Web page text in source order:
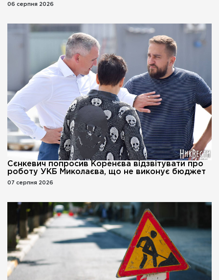
06 серпня 2026
Сєнкевич попросив Коренєва відзвітувати про
роботу УКБ Миколаєва, що не виконує бюджет
07 серпня 2026